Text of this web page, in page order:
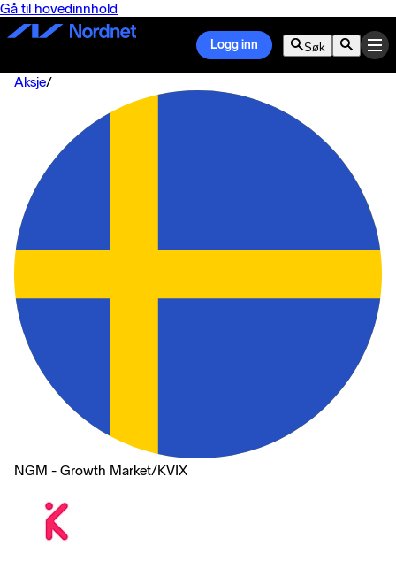
Gå til hovedinnhold
Logg inn Søk
Aksje/
NGM - Growth Market/KVIX